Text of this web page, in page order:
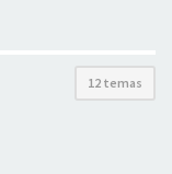
12 temas